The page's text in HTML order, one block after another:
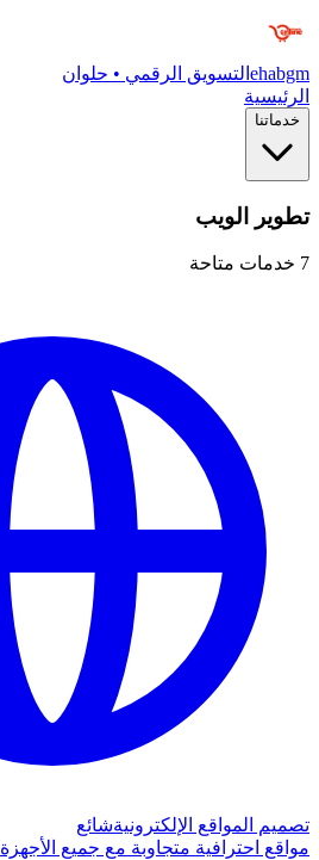
ehabgm التسويق الرقمي • حلوان
الرئيسية
خدماتنا
تطوير الويب
7 خدمات متاحة
تصميم المواقع الإلكترونيةشائع
مواقع احترافية متجاوبة مع جميع الأجهزة